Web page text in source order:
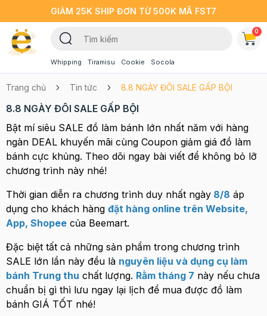
GIẢM 25K SHIP ĐƠN TỪ 500K MÃ FST7
Whipping Tiramisu Cookie Socola
0
Trang chủ Tin tức 8.8 NGÀY ĐÔI SALE GẤP BỘI
8.8 NGÀY ĐÔI SALE GẤP BỘI
Bật mí siêu SALE đồ làm bánh lớn nhất năm với hàng
ngàn DEAL khuyến mãi cùng Coupon giảm giá đồ làm
bánh cực khủng. Theo dõi ngay bài viết để không bỏ lỡ
chương trình này nhé!
Thời gian diễn ra chương trình duy nhất ngày 8/8 áp
dụng cho khách hàng đặt hàng online trên Website,
App, Shopee của Beemart.
Đặc biệt tất cả những sản phẩm trong chương trình
SALE lớn lần này đều là nguyên liệu và dụng cụ làm
bánh Trung thu chất lượng. Rằm tháng 7 này nếu chưa
chuẩn bị gì thì lưu ngay lại lịch để mua được đồ làm
bánh GIÁ TỐT nhé!